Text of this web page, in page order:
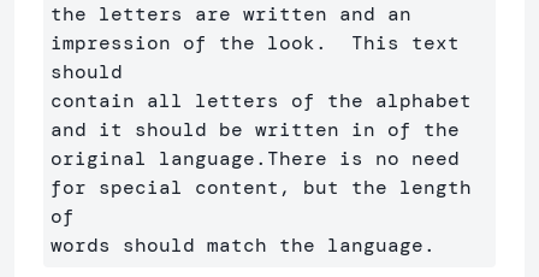
the letters are written and an
impression of the look.  This text
should
contain all letters of the alphabet
and it should be written in of the
original language.There is no need
for special content, but the length
of